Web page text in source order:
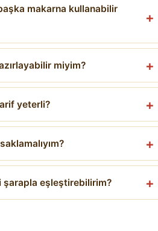
makarna kullanabilir
miyim?
yeterli?
şarapla eşleştirebilirim?